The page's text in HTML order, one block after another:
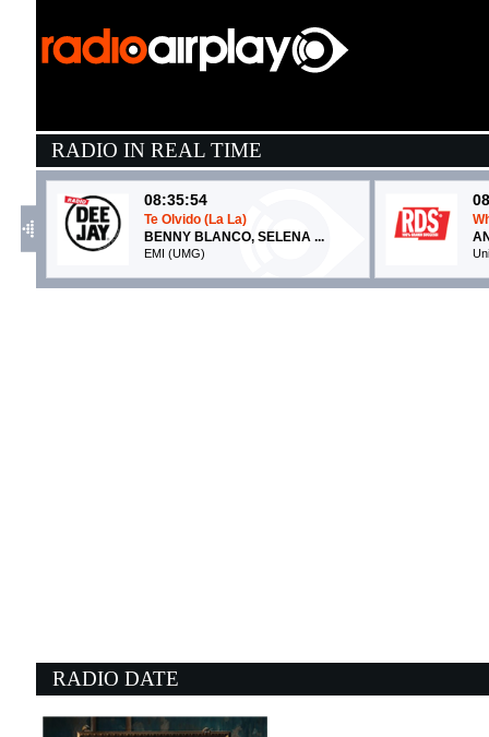
RADIO IN REAL TIME
08:35:54
Te Olvido (La La)
BENNY BLANCO, SELENA ...
EMI (UMG)
08:32:59
THE BLACK KEYS
RADIO DATE